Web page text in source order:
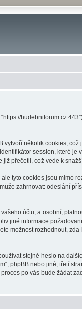
několik cookies,
session, které je
přečetli, což vede k
tyto cookies jsou mimo
zahrnovat: odeslání
účtu, a osobní,
jiné informace
možnost rozhodnout,
stejné heslo na
phpBB nebo jiné, třetí
po vás bude žádat